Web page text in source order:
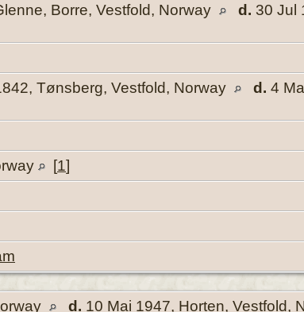
Borre, Vestfold, Norway d. 30 Jul
Tønsberg, Vestfold, Norway d. 4
[1]
d. 10 Mai 1947, Horten, Vestfold,